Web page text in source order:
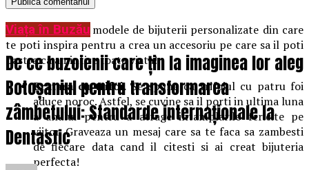
Iata doar cateva modele de bijuterii personalizate din care
te poti inspira pentru a crea un accesoriu pe care sa il poti
pastra ca amintire toata viata!
Bratara cu trifoi.Se spune ca trifoiul cu patru foi
aduce noroc. Astfel, se cuvine sa il porti in ultima luna
a anului pentru a atrage intamplarile fericite pe
viitor. Graveaza un mesaj care sa te faca sa zambesti
de fiecare data cand il citesti si ai creat bijuteria
perfecta!
Viața în Buzău
De ce buzoienii care țin la imaginea lor aleg
Botoșaniul pentru transformarea
zâmbetului: Standarde internaționale la
Dentastic